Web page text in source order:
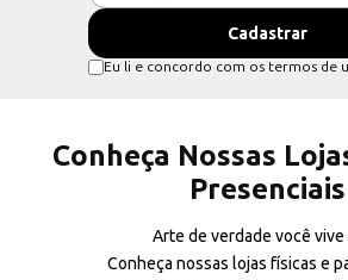
Eu li e concordo com os termos de
Conheça Nossas
Presenciais
Arte de verdade você vive
Conheça nossas lojas físicas e